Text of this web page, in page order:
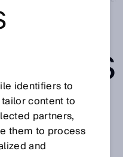
DES
identifiers to
content to
partners,
them to process
and